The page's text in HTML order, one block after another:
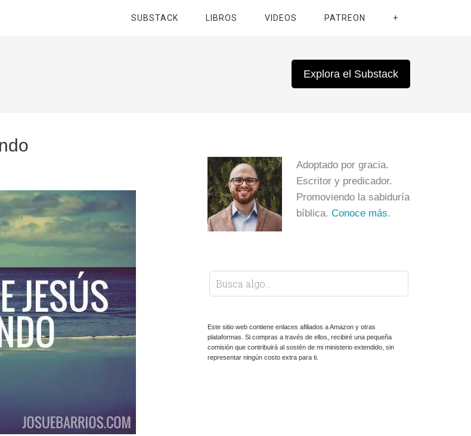
SUBSTACK LIBROS VIDEOS PATREON +
Explora el Substack
Adoptado por gracia.
Escritor y predicador.
Promoviendo la sabiduría
bíblica. Conoce más.
Este sitio web contiene enlaces afiliados a Amazon y otras
plataformas. Si compras a través de ellos, recibiré una pequeña
comisión que contribuirá al sostén de mi ministerio extendido, sin
representar ningún costo extra para ti.